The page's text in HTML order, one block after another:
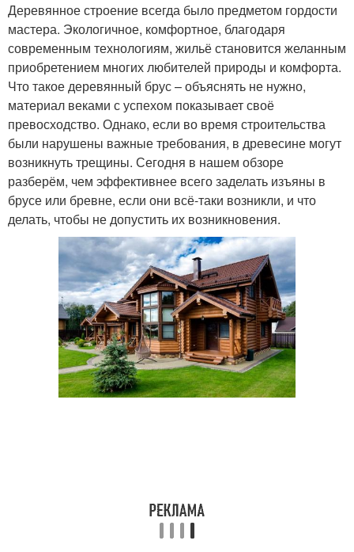
Деревянное строение всегда было предметом гордости
мастера. Экологичное, комфортное, благодаря
современным технологиям, жильё становится желанным
приобретением многих любителей природы и комфорта.
Что такое деревянный брус – объяснять не нужно,
материал веками с успехом показывает своё
превосходство. Однако, если во время строительства
были нарушены важные требования, в древесине могут
возникнуть трещины. Сегодня в нашем обзоре
разберём, чем эффективнее всего заделать изъяны в
брусе или бревне, если они всё-таки возникли, и что
делать, чтобы не допустить их возникновения.